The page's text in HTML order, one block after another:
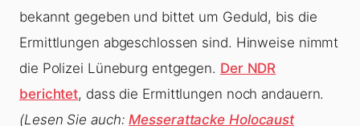
bekannt gegeben und bittet um Geduld, bis die
Ermittlungen abgeschlossen sind. Hinweise nimmt
die Polizei Lüneburg entgegen. Der NDR
berichtet, dass die Ermittlungen noch andauern.
(Lesen Sie auch:Messerattacke Holocaust